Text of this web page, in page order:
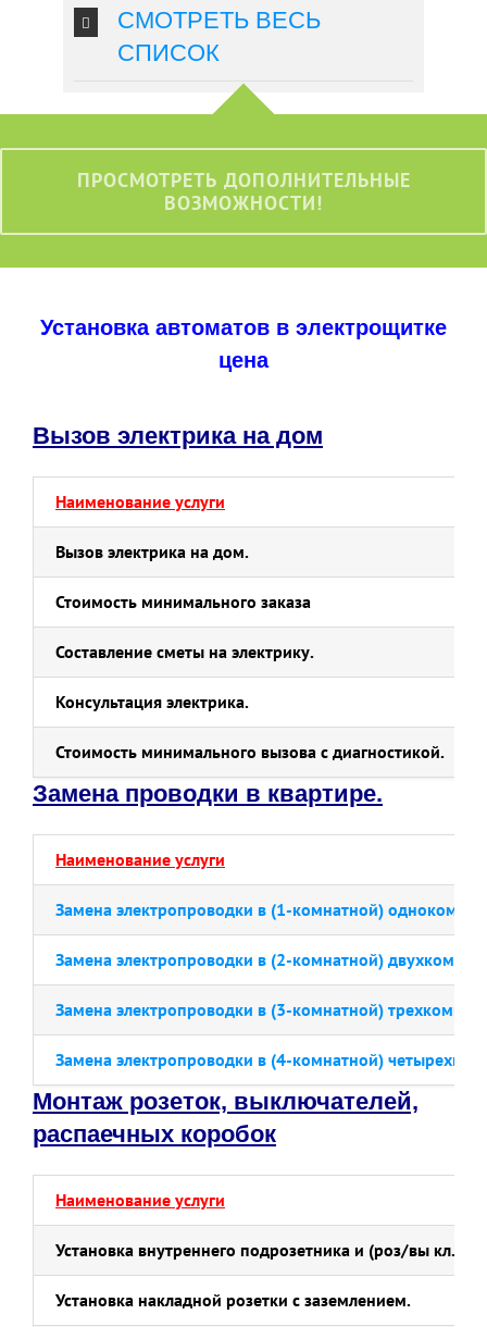
СМОТРЕТЬ ВЕСЬ
СПИСОК
ПРОСМОТРЕТЬ ДОПОЛНИТЕЛЬНЫЕ
ВОЗМОЖНОСТИ!
Установка автоматов в электрощитке
цена
Вызов электрика на дом
Наименование услуги
Вызов электрика на дом.
Стоимость минимального заказа
Составление сметы на электрику.
Консультация электрика.
Стоимость минимального вызова с диагностикой.
Замена проводки в квартире.
Наименование услуги
Замена электропроводки в (1-комнатной)
Замена электропроводки в (2-комнатной)
Замена электропроводки в (3-комнатной)
Замена электропроводки в (4-комнатной)
Монтаж розеток, выключателей,
распаечных коробок
Наименование услуги
Установка внутреннего подрозетника и (роз/вы кл.) в
Установка накладной розетки с заземлением.